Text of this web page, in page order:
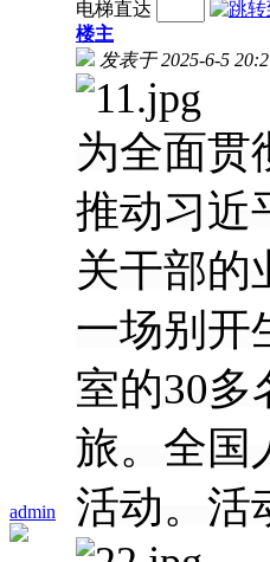
admin
电梯直达
楼主
发表于 2025-6-5
为全面贯
推动习近
关干部的
一场别开
室的30多
旅。全国
活动。活